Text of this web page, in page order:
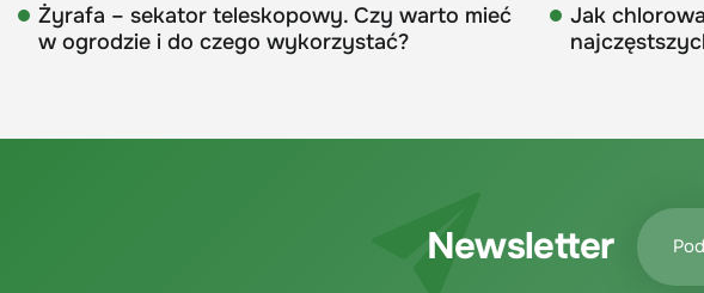
Żyrafa – sekator teleskopowy. Czy warto mieć
w ogrodzie i do czego wykorzystać?
Jak
Newsletter